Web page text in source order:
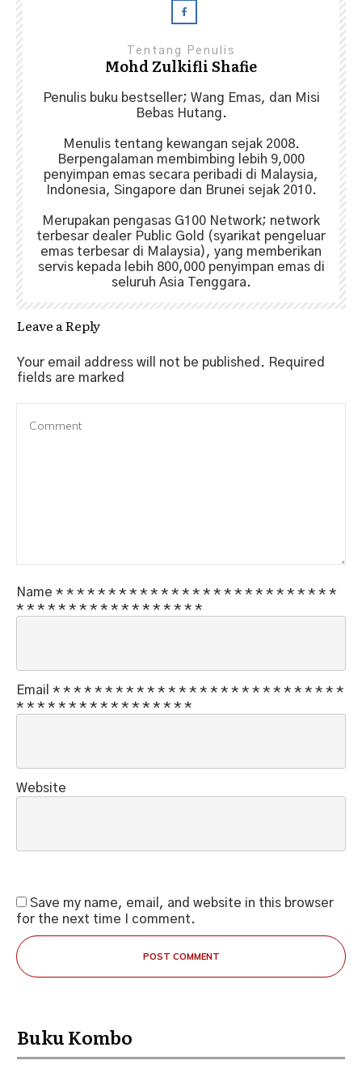
Tentang Penulis
Mohd Zulkifli Shafie
Penulis buku bestseller; Wang Emas, dan Misi
Bebas Hutang.
Menulis tentang kewangan sejak 2008.
Berpengalaman membimbing lebih 9,000
penyimpan emas secara peribadi di Malaysia,
Indonesia, Singapore dan Brunei sejak 2010.
Merupakan pengasas G100 Network; network
terbesar dealer Public Gold (syarikat pengeluar
emas terbesar di Malaysia), yang memberikan
servis kepada lebih 800,000 penyimpan emas di
seluruh Asia Tenggara.
Leave a Reply
Your email address will not be published. Required
fields are marked
Name * * * * * * * * * * * * * * * * * * * * * * * * * * *
* * * * * * * * * * * * * * * * * *
Email * * * * * * * * * * * * * * * * * * * * * * * * * * * *
* * * * * * * * * * * * * * * * *
Website
Save my name, email, and website in this browser
for the next time I comment.
POST COMMENT
Buku Kombo